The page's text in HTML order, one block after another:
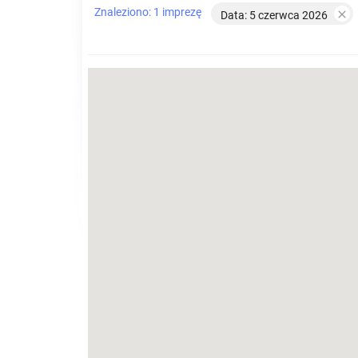
Znaleziono: 1 imprezę Data: 5 czerwca 2026 